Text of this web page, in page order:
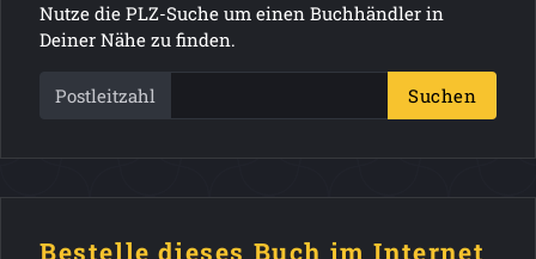
Nutze die PLZ-Suche um einen Buchhändler in
Deiner Nähe zu finden.
Postleitzahl Suchen
Bestelle dieses Buch im Internet